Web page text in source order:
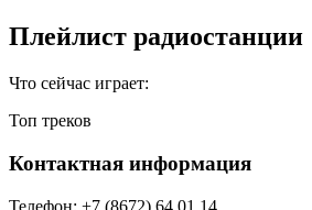
Плейлист радиостанции
Что сейчас играет:
Топ треков
Контактная информация
Телефон: +7 (8672) 64 01 14